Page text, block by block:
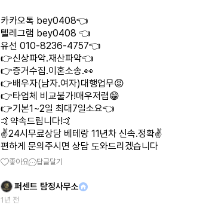
카카오톡 bey0408👈
텔레그램 bey0408 👈
유선 010-8236-4757👈
👉신상파악.재산파악👈
👉증거수집.이혼소송.👀
👉배우자(남자.여자)대행업무😡
👉타업체 비교불가!매우저렴😁
👉기본1~2일 최대7일소요👈
🤙약속드립니다!🤙
✌️24시무료상담 베테랑 11년차 신속.정확✌️
편하게 문의주시면 상담 도와드리겠습니다
좋아요 답글달기
퍼센트 탐정사무소
1년 전